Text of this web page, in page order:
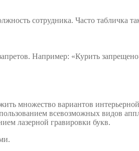
сотрудника. Часто табличка
Например: «Курить
множество вариантов
всевозможных видов
лазерной гравировки букв.